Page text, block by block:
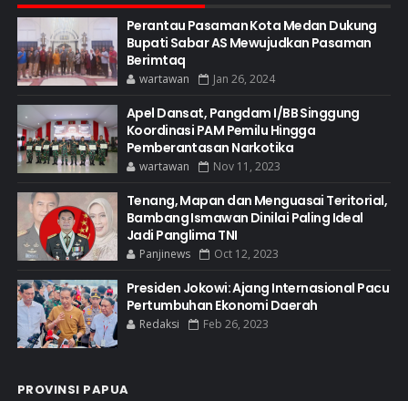
Perantau Pasaman Kota Medan Dukung
Bupati Sabar AS Mewujudkan Pasaman
Berimtaq
wartawan Jan 26, 2024
Apel Dansat, Pangdam I/BB Singgung
Koordinasi PAM Pemilu Hingga
Pemberantasan Narkotika
wartawan Nov 11, 2023
Tenang, Mapan dan Menguasai Teritorial,
Bambang Ismawan Dinilai Paling Ideal
Jadi Panglima TNI
Panjinews Oct 12, 2023
Presiden Jokowi: Ajang Internasional Pacu
Pertumbuhan Ekonomi Daerah
Redaksi Feb 26, 2023
PROVINSI PAPUA